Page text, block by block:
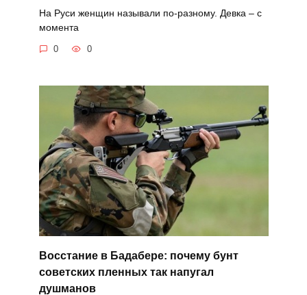
На Руси женщин называли по-разному. Девка – с
момента
0 0
Восстание в Бадабере: почему бунт
советских пленных так напугал
душманов